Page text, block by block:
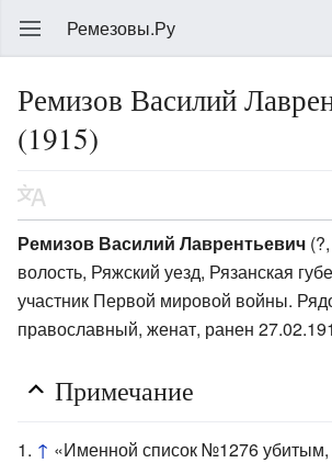
Ремезовы.Ру
Ремизов Василий
(1915)
Ремизов Василий Лаврентьевич
волость, Ряжский уезд, Рязанская
участник Первой мировой войны.
православный, женат, ранен
Примечание
↑ «Именной список №1276